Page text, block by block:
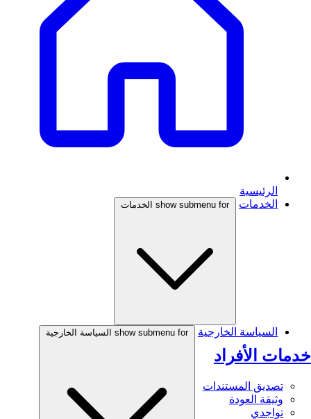
الرئيسية
الخدمات
show submenu for الخدمات
خدمات الأفراد
تصديق المستندات
وثيقة العودة
تواجدي
السياسة الخارجية show submenu for السياسة الخارجية